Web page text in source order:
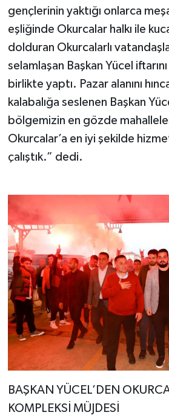
gençlerinin yaktığı onlarca
eşliğinde Okurcalar halkı ile
dolduran Okurcalarlı
selamlaşan Başkan Yücel
birlikte yaptı. Pazar alanını
kalabalığa seslenen Başkan
bölgemizin en gözde
Okurcalar’a en iyi şekilde
çalıştık.” dedi.
BAŞKAN YÜCEL’DEN
KOMPLEKSİ MÜJDESİ